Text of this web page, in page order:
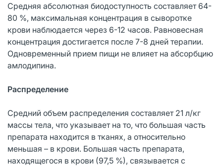
Средняя абсолютная биодоступность составляет 64-
80 %, максимальная концентрация в сыворотке
крови наблюдается через 6-12 часов. Равновесная
концентрация достигается после 7-8 дней терапии.
Одновременный прием пищи не влияет на абсорбцию
амлодипина.
Распределение
Средний объем распределения составляет 21 л/кг
массы тела, что указывает на то, что большая часть
препарата находится в тканях, а относительно
меньшая – в крови. Большая часть препарата,
находящегося в крови (97,5 %), связывается с